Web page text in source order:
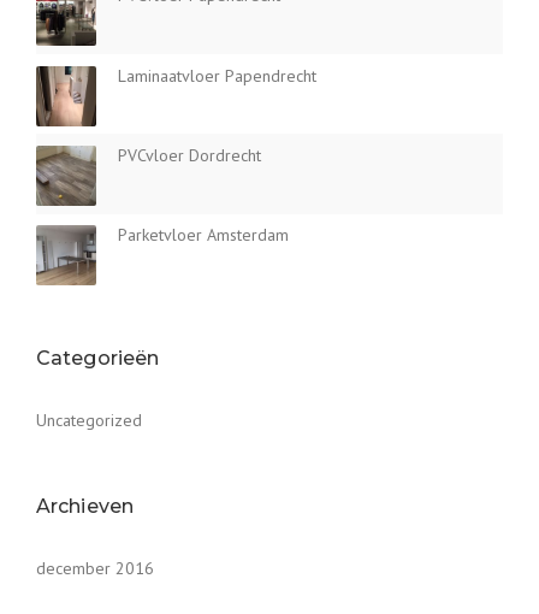
Laminaatvloer Papendrecht
PVCvloer Dordrecht
Parketvloer Amsterdam
Categorieën
Uncategorized
Archieven
december 2016